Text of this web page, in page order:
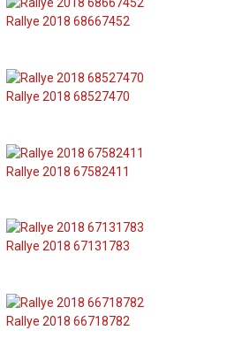
Rallye 2018 68667452
Rallye 2018 68527470
Rallye 2018 67582411
Rallye 2018 67131783
Rallye 2018 66718782